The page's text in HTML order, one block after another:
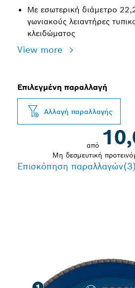
Με εσωτερική διάμετρο
γωνιακούς λειαντήρες
κλειδώματος
View more
Επιλεγμένη παραλλαγή
Αλλαγή παραλλαγής
από
Μη δεσμευτική
Επισκόπηση παραλλαγών(3)